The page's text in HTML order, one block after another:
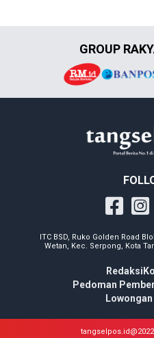
GROUP
ITC BSD, Ruko Golden Road
Wetan, Kec. Serpong, Kota
Redaksi
Pedoman